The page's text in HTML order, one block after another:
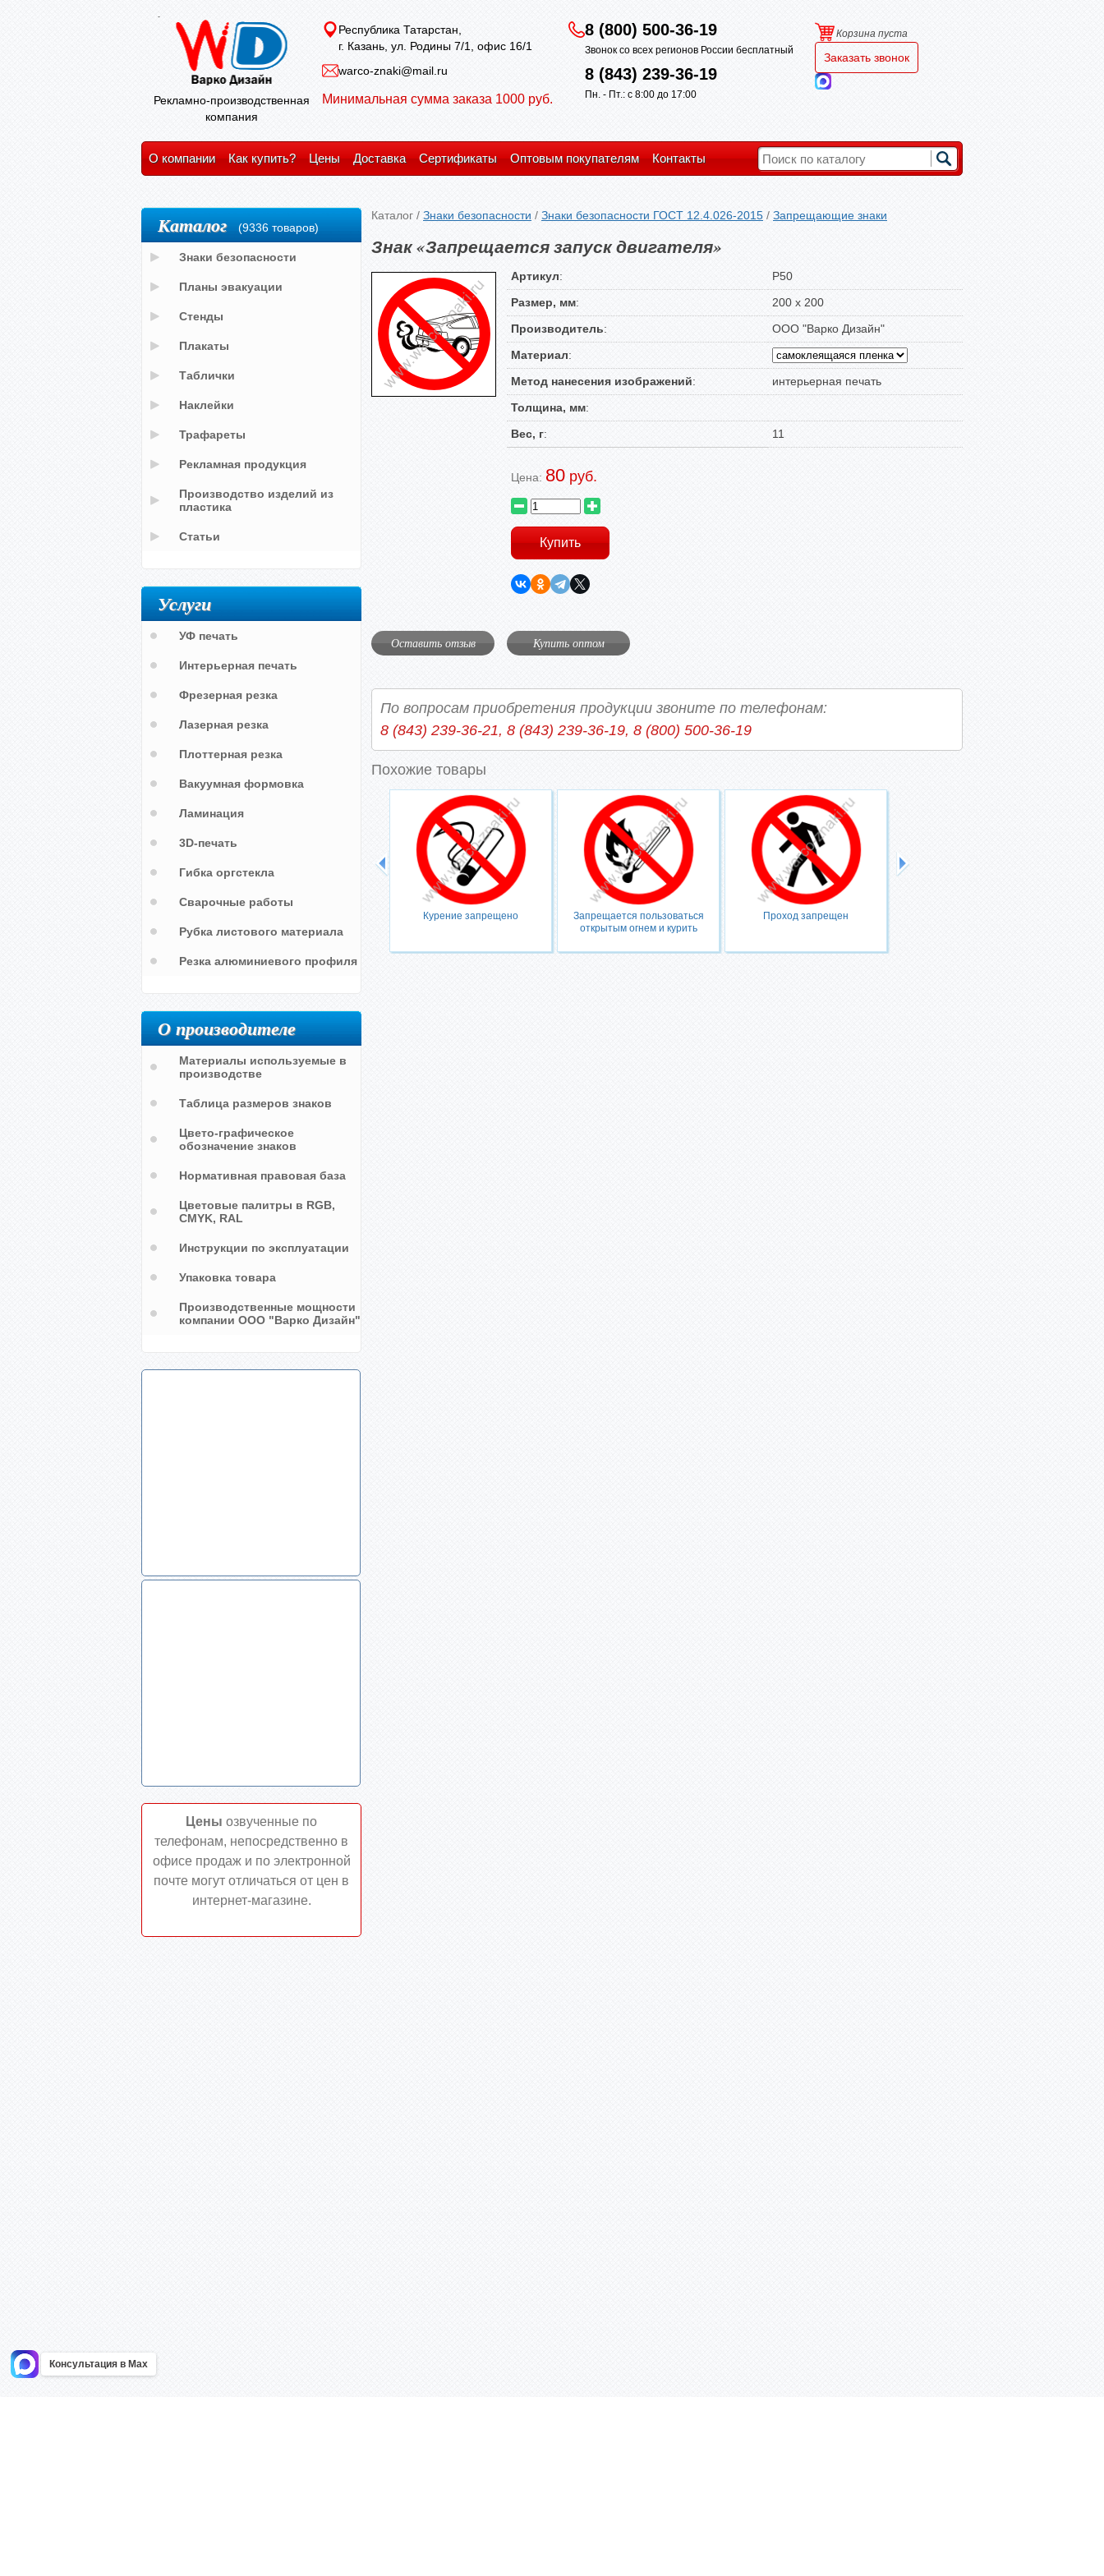
Рекламно-производственная
компания
Республика Татарстан,
г. Казань, ул. Родины 7/1, офис 16/1
warco-znaki@mail.ru
Минимальная сумма заказа 1000 руб.
8 (800) 500-36-19
Звонок со всех регионов России бесплатный
8 (843) 239-36-19
Пн. - Пт.: с 8:00 до 17:00
Корзина пуста
Заказать звонок
О компании Как купить? Цены Доставка Сертификаты Оптовым покупателям Контакты
Каталог / Знаки безопасности / Знаки безопасности ГОСТ 12.4.026-2015 / Запрещающие знаки
Знак «Запрещается запуск двигателя»
Артикул:
P50
Размер, мм:
200 х 200
Производитель:
ООО "Варко Дизайн"
Материал:
Метод нанесения изображений:
интерьерная печать
Толщина, мм:
Вес, г: 11
Цена: 80 руб.
Оставить отзыв Купить оптом
По вопросам приобретения продукции звоните по телефонам:
8 (843) 239-36-21, 8 (843) 239-36-19, 8 (800) 500-36-19
Похожие товары
Курение запрещено
Запрещается пользоваться
открытым огнем и курить
Проход запрещен
Каталог (9336 товаров)
Знаки безопасности
Планы эвакуации
Стенды
Плакаты
Таблички
Наклейки
Трафареты
Рекламная продукция
Производство изделий из
пластика
Статьи
Услуги
УФ печать
Интерьерная печать
Фрезерная резка
Лазерная резка
Плоттерная резка
Вакуумная формовка
Ламинация
3D-печать
Гибка оргстекла
Сварочные работы
Рубка листового материала
Резка алюминиевого профиля
О производителе
Материалы используемые в
производстве
Таблица размеров знаков
Цвето-графическое
обозначение знаков
Нормативная правовая база
Цветовые палитры в RGB,
CMYK, RAL
Инструкции по эксплуатации
Упаковка товара
Производственные мощности
компании ООО "Варко Дизайн"
Цены озвученные по
телефонам, непосредственно в
офисе продаж и по электронной
почте могут отличаться от цен в
интернет-магазине.
Консультация в Max